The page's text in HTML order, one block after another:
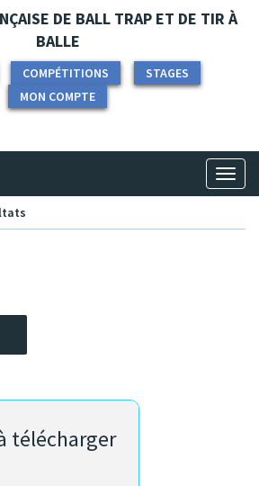
DE BALL TRAP ET DE TIR À
BALLE
COMPÉTITIONS
STAGES
MON COMPTE
télécharger